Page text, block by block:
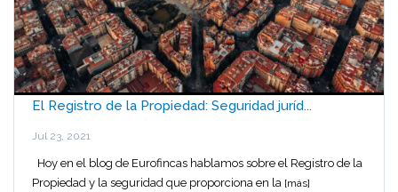
El Registro de la Propiedad: Seguridad juríd...
Jul 23, 2021
Hoy en el blog de Eurofincas hablamos sobre el Registro de la
Propiedad y la seguridad que proporciona en la [más]